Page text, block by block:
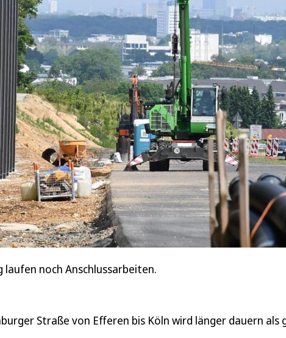
noch Anschlussarbeiten.
Straße von Efferen bis Köln wird länger dauern als